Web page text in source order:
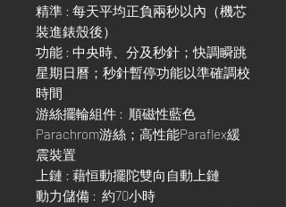
精準 : 每天平均正負兩秒以內（機芯
裝進錶殼後）
功能 : 中央時、分及秒針；快調瞬跳
星期日曆；秒針暫停功能以準確調校
時間
游絲擺輪組件 : 順磁性藍色
Parachrom游絲；高性能Paraflex緩
震裝置
上鏈 : 藉恒動擺陀雙向自動上鏈
動力儲備 : 約70小時